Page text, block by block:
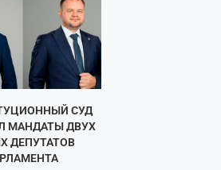
СУД
МАНДАТЫ ДВУХ
ДЕПУТАТОВ